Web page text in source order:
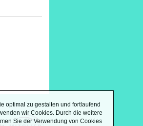
optimal zu gestalten und fortlaufend
wir Cookies. Durch die weitere
Sie der Verwendung von Cookies